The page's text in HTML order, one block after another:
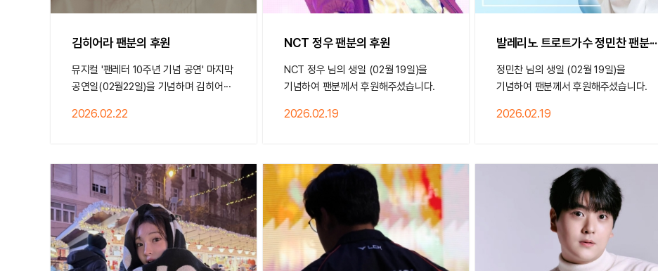
김히어라 팬분의 후원
뮤지컬 '팬레터 10주년 기념 공연' 마지막
공연일(02월22일)을 기념하며 김히어···
2026.02.22
NCT 정우 팬분의 후원
NCT 정우 님의 생일 (02월 19일)을
기념하여 팬분께서 후원해주셨습니다.
2026.02.19
발레리노 트로트가수 정민찬 팬분···
정민찬 님의 생일 (02월 19일)을
기념하여 팬분께서 후원해주셨습니다.
2026.02.19